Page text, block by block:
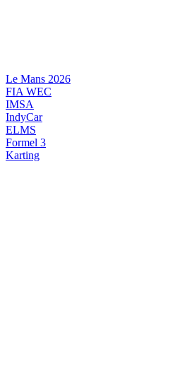
Le Mans 2026
FIA WEC
IMSA
IndyCar
ELMS
Formel 3
Karting